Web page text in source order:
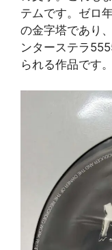
テムです。ゼロ
の金字塔であり
ンターステラ
られる作品です。